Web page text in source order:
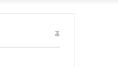
for